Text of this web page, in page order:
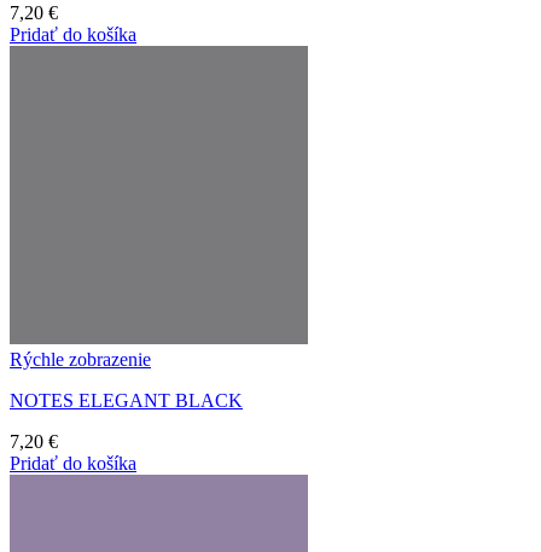
7,20 €
Pridať do košíka
Rýchle zobrazenie
NOTES ELEGANT BLACK
7,20 €
Pridať do košíka